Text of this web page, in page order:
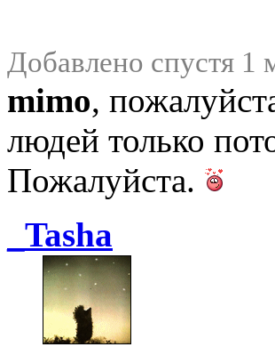
Добавлено спустя 1
mimo,
людей только
Пожалуйста.
_Tasha